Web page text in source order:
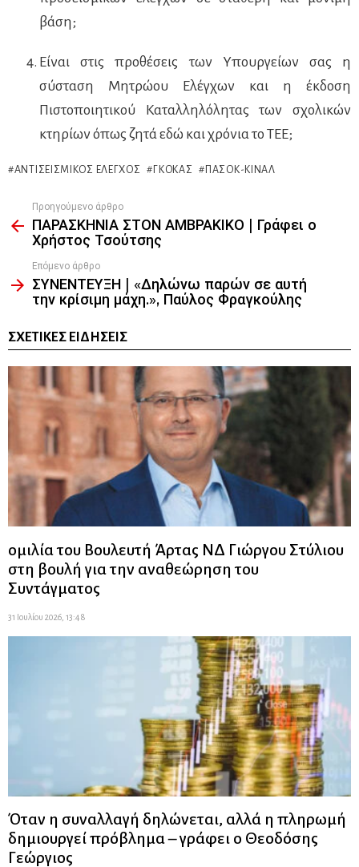
βάση;
Είναι στις προθέσεις των Υπουργείων σας η
σύσταση Μητρώου Ελέγχων και η έκδοση
Πιστοποιητικού Καταλληλόλητας των σχολικών
κτηρίων όπως ζητά εδώ και χρόνια το ΤΕΕ;
ΑΝΤΙΣΕΙΣΜΙΚΌΣ ΈΛΕΓΧΟΣ ΓΚΌΚΑΣ ΠΑΣΟΚ-ΚΙΝΑΛ
more
Προηγούμενο άρθρο
ΠΑΡΑΣΚΗΝΙΑ ΣΤΟΝ ΑΜΒΡΑΚΙΚΟ | Γράφει ο
Χρήστος Τσούτσης
Επόμενο άρθρο
ΣΥΝΕΝΤΕΥΞΗ | «Δηλώνω παρών σε αυτή
την κρίσιμη μάχη.», Παύλος Φραγκούλης
ΣΧΕΤΙΚΈΣ ΕΙΔΉΣΕΙΣ
ομιλία του Βουλευτή Άρτας ΝΔ Γιώργου Στύλιου
στη βουλή για την αναθεώρηση του
Συντάγματος
31 Ιουλίου 2026, 13:48
Όταν η συναλλαγή δηλώνεται, αλλά η πληρωμή
δημιουργεί πρόβλημα – γράφει ο Θεοδόσης
Γεώργιος